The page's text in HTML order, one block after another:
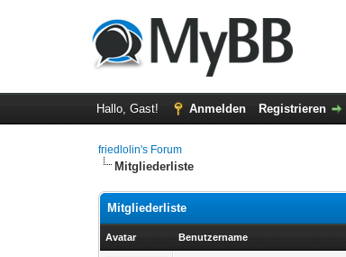
Hallo, Gast! Anmelden Registrieren
friedlolin's Forum
Mitgliederliste
Mitgliederliste
Avatar Benutzername